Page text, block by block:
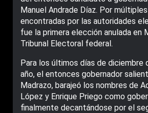
Manuel Andrade Díaz. Por
encontradas por las autoridades
fue la primera elección anulada en
Tribunal Electoral federal.
Para los últimos días de diciembre
año, el entonces gobernador
Madrazo, barajeó los nombres de
López y Enrique Priego como
finalmente decantándose por el